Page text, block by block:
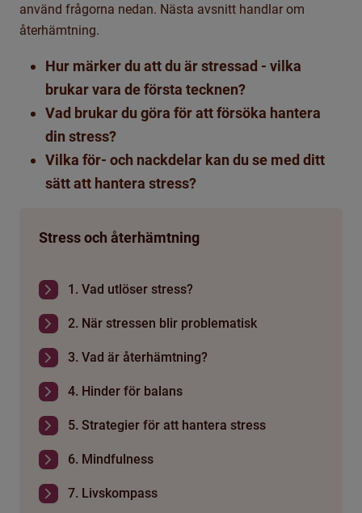
använd frågorna nedan. Nästa avsnitt handlar om
återhämtning.
Hur märker du att du är stressad - vilka
brukar vara de första tecknen?
Vad brukar du göra för att försöka hantera
din stress?
Vilka för- och nackdelar kan du se med ditt
sätt att hantera stress?
Stress och återhämtning
1. Vad utlöser stress?
2. När stressen blir problematisk
3. Vad är återhämtning?
4. Hinder för balans
5. Strategier för att hantera stress
6. Mindfulness
7. Livskompass